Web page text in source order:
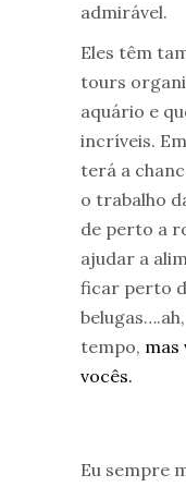
admirável.
Eles têm
tours
aquário e
incríveis.
terá a
o trabalho
de perto a
ajudar a
ficar perto
tempo, mas
vocês.
Eu sempre